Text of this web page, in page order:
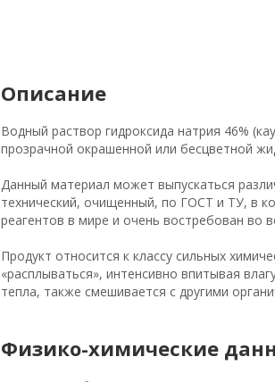
Описание
Водный раствор гидроксида натрия 46%
прозрачной окрашенной или бесцветной
Данный материал может выпускаться
технический, очищенный, по ГОСТ и ТУ, в
реагентов в мире и очень востребован во
Продукт относится к классу сильных
«расплываться», интенсивно впитывая
тепла, также смешивается с другими
Физико-химические